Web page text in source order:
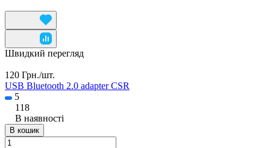
Швидкий перегляд
120 Грн./шт.
USB Bluetooth 2.0 adapter CSR
5
118
В наявності
В кошик